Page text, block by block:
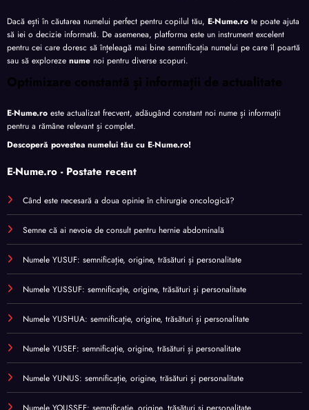
Dacă ești în căutarea numelui perfect pentru copilul tău, E-Nume.ro te poate ajuta
să iei o decizie informată. De asemenea, platforma este un instrument excelent
pentru cei care doresc să înțeleagă mai bine semnificația numelui pe care îl poartă
sau să exploreze nume noi pentru diverse scopuri.
Optimizare constantă și informații de actualitate
E-Nume.ro este actualizat frecvent, adăugând constant noi nume și informații
pentru a rămâne relevant și complet.
Descoperă povestea numelui tău cu E-Nume.ro!
E-Nume.ro - Postate recent
Când este necesară a doua opinie în chirurgie oncologică?
Semne că ai nevoie de consult pentru hernie abdominală
Numele YUSUF: semnificație, origine, trăsături și personalitate
Numele YUSSUF: semnificație, origine, trăsături și personalitate
Numele YUSHUA: semnificație, origine, trăsături și personalitate
Numele YUSEF: semnificație, origine, trăsături și personalitate
Numele YUNUS: semnificație, origine, trăsături și personalitate